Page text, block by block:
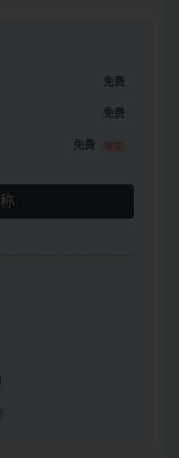
免费
免费
免费 推荐